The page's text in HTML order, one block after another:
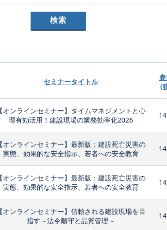
セミナータイトル
(
【オンラインセミナー】タイムマネジメントと心
理有効活用！建設現場の業務効率化2026
【オンラインセミナー】最新版：建設死亡災害の
実態、効果的な安全指示、若者への安全教育
【オンラインセミナー】最新版：建設死亡災害の
実態、効果的な安全指示、若者への安全教育
【オンラインセミナー】信頼される建設現場を目
指す～法令順守と品質管理～